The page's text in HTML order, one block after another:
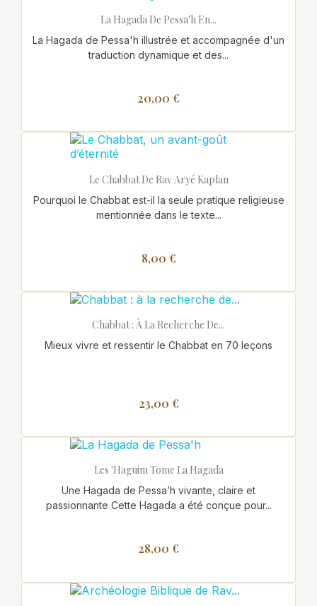
La Hagada De Pessa'h En...
La Hagada de Pessa'h illustrée et accompagnée d'un
traduction dynamique et des...
20,00 €
Le Chabbat De Rav Aryé Kaplan
Pourquoi le Chabbat est-il la seule pratique religieuse
mentionnée dans le texte...
8,00 €
Chabbat : À La Recherche De...
Mieux vivre et ressentir le Chabbat en 70 leçons
23,00 €
Les 'Haguim Tome La Hagada
Une Hagada de Pessa’h vivante, claire et
passionnante Cette Hagada a été conçue pour...
28,00 €